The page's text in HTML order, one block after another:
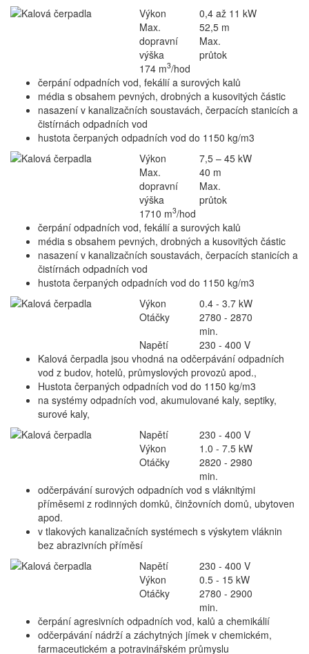
Výkon
0,4 až 11 kW
Max.
dopravní
výška
52,5 m
Max.
průtok
174 m3/hod
čerpání odpadních vod, fekálií a surových kalů
média s obsahem pevných, drobných a kusovitých částic
nasazení v kanalizačních soustavách, čerpacích stanicích a
čistírnách odpadních vod
hustota čerpaných odpadních vod do 1150 kg/m3
Výkon
7,5 – 45 kW
Max.
dopravní
výška
40 m
Max.
průtok
1710 m3/hod
čerpání odpadních vod, fekálií a surových kalů
média s obsahem pevných, drobných a kusovitých částic
nasazení v kanalizačních soustavách, čerpacích stanicích a
čistírnách odpadních vod
hustota čerpaných odpadních vod do 1150 kg/m3
Výkon
0.4 - 3.7 kW
Otáčky
2780 - 2870
min.
Napětí
230 - 400 V
Kalová čerpadla jsou vhodná na odčerpávání odpadních
vod z budov, hotelů, průmyslových provozů apod.,
Hustota čerpaných odpadních vod do 1150 kg/m3
na systémy odpadních vod, akumulované kaly, septiky,
surové kaly,
Napětí
230 - 400 V
Výkon
1.0 - 7.5 kW
Otáčky
2820 - 2980
min.
odčerpávání surových odpadních vod s vláknitými
příměsemi z rodinných domků, činžovních domů, ubytoven
apod.
v tlakových kanalizačních systémech s výskytem vláknin
bez abrazivních příměsí
Napětí
230 - 400 V
Výkon
0.5 - 15 kW
Otáčky
2780 - 2900
min.
čerpání agresivních odpadních vod, kalů a chemikálií
odčerpávání nádrží a záchytných jímek v chemickém,
farmaceutickém a potravinářském průmyslu